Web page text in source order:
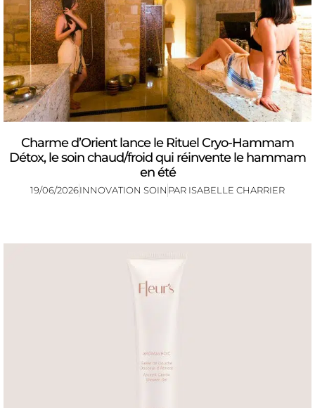
Charme d’Orient lance le Rituel Cryo-Hammam
Détox, le soin chaud/froid qui réinvente le hammam
en été
19/06/2026INNOVATION SOIN PAR ISABELLE CHARRIER